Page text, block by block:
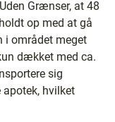
Grænser, at 48
op med at gå
i området meget
dækket med ca.
sig
hvilket